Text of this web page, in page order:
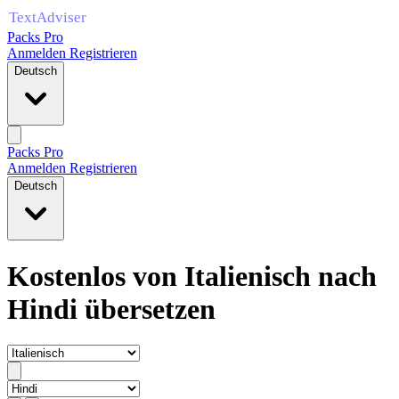
Packs Pro
Anmelden Registrieren
Deutsch
Packs Pro
Anmelden Registrieren
Deutsch
Kostenlos von Italienisch nach
Hindi übersetzen